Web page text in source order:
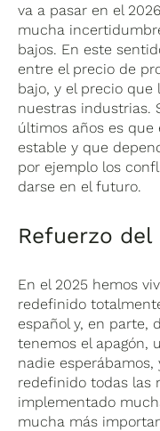
va a pasar en el
mucha
bajos. En este
entre el precio de
bajo, y el precio que
nuestras industrias.
últimos años es
estable y que
por ejemplo los
darse en el futuro.
Refuerzo
En el 2025 hemos
redefinido
español y, en parte,
tenemos el apagón,
nadie esperábamos,
redefinido todas las
implementado
mucha más